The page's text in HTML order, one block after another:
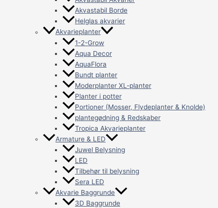
Akvastabil Borde
Helglas akvarier
Akvarieplanter
1-2-Grow
Aqua Decor
AquaFlora
Bundt planter
Moderplanter XL-planter
Planter i potter
Portioner (Mosser, Flydeplanter & Knolde)
plantegødning & Redskaber
Tropica Akvarieplanter
Armature & LED
Juwel Belysning
LED
Tilbehør til belysning
Sera LED
Akvarie Baggrunde
3D Baggrunde